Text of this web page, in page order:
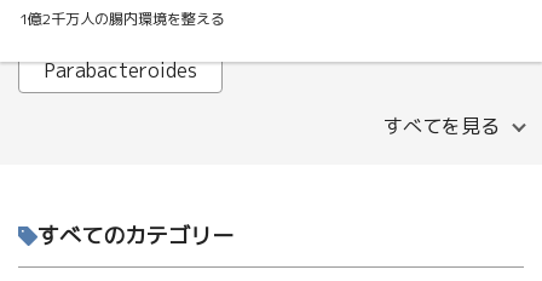
1億2千万人の腸内環境を整える
LDLコレステロール
Parabacteroides
すべてを見る
すべてのカテゴリー